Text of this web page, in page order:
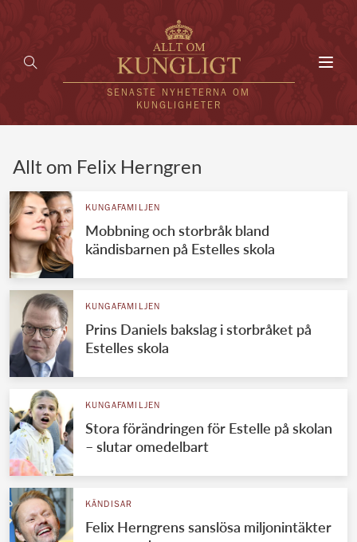
SENASTE NYHETERNA OM
KUNGLIGHETER
UTLÄNDSKT
VÄRLDENS KUNGAHUS
Svenska kungahuset
Brittiska kungahuset
Danska kungahuset
Spanska kungahuset
Jordanska kungahuset
REDAKTION
Allt om Felix Herngren
KUNGAFAMILJEN
Mobbning och storbråk bland
kändisbarnen på Estelles skola
KUNGAFAMILJEN
Prins Daniels bakslag i storbråket på
Estelles skola
KUNGAFAMILJEN
Stora förändringen för Estelle på skolan
– slutar omedelbart
KÄNDISAR
Felix Herngrens sanslösa miljonintäkter